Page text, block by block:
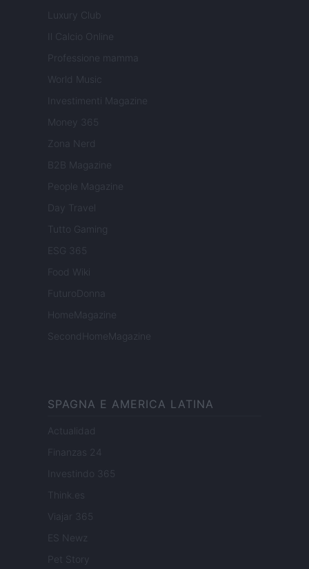
Luxury Club
Il Calcio Online
Professione mamma
World Music
Investimenti Magazine
Money 365
Zona Nerd
B2B Magazine
People Magazine
Day Travel
Tutto Gaming
ESG 365
Food Wiki
FuturoDonna
HomeMagazine
SecondHomeMagazine
SPAGNA E AMERICA LATINA
Actualidad
Finanzas 24
Investindo 365
Think.es
Viajar 365
ES Newz
Pet Story